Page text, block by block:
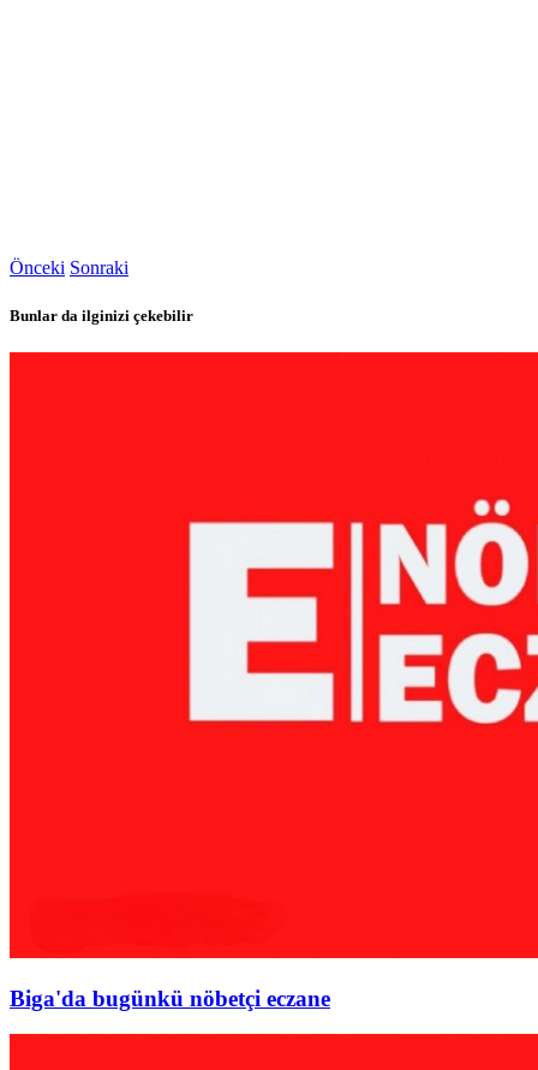
Önceki Sonraki
Bunlar da ilginizi çekebilir
Biga'da bugünkü nöbetçi eczane